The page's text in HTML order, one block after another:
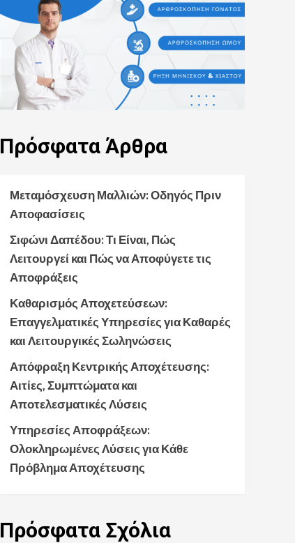
ΠρόσφαταΆρθρα
Μεταμόσχευση Μαλλιών: Οδηγός Πριν
Αποφασίσεις
Σιφώνι Δαπέδου: Τι Είναι, Πώς
Λειτουργεί και Πώς να Αποφύγετε τις
Αποφράξεις
Καθαρισμός Αποχετεύσεων:
Επαγγελματικές Υπηρεσίες για Καθαρές
και Λειτουργικές Σωληνώσεις
Απόφραξη Κεντρικής Αποχέτευσης:
Αιτίες, Συμπτώματα και
Αποτελεσματικές Λύσεις
Υπηρεσίες Αποφράξεων:
Ολοκληρωμένες Λύσεις για Κάθε
Πρόβλημα Αποχέτευσης
ΠρόσφαταΣχόλια